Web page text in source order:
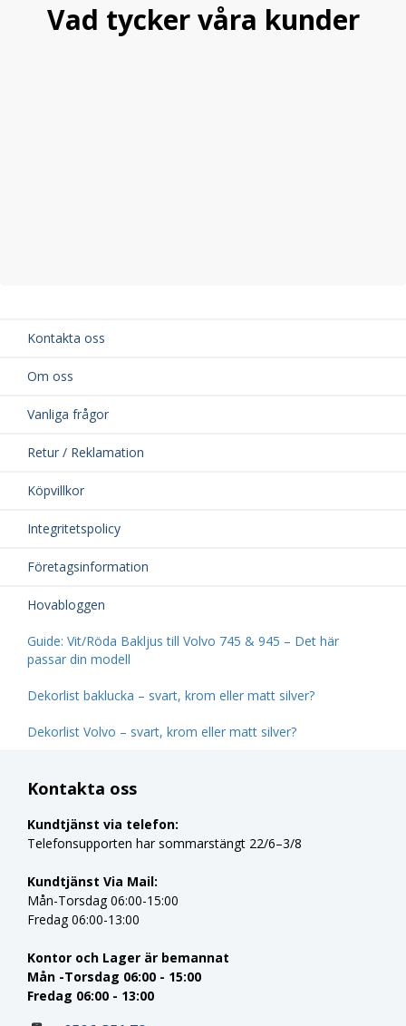
Vad tycker våra kunder
Kontakta oss
Om oss
Vanliga frågor
Retur / Reklamation
Köpvillkor
Integritetspolicy
Företagsinformation
Hovabloggen
Guide: Vit/Röda Bakljus till Volvo 745 & 945 – Det här
passar din modell
Dekorlist baklucka – svart, krom eller matt silver?
Dekorlist Volvo – svart, krom eller matt silver?
Kontakta oss
Kundtjänst via telefon:
Telefonsupporten har sommarstängt 22/6–3/8
Kundtjänst Via Mail:
Mån-Torsdag 06:00-15:00
Fredag 06:00-13:00
Kontor och Lager är bemannat
Mån -Torsdag 06:00 - 15:00
Fredag 06:00 - 13:00